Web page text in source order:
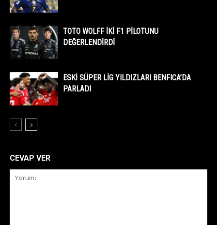
TOTO WOLFF İKİ F1 PİLOTUNU
DEĞERLENDİRDİ
ESKİ SÜPER LİG YILDIZLARI BENFICA’DA
PARLADI
CEVAP VER